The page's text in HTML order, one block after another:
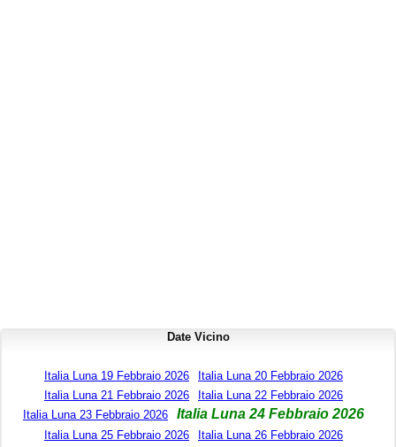
Date Vicino
Italia Luna 19 Febbraio 2026
Italia Luna 20 Febbraio 2026
Italia Luna 21 Febbraio 2026
Italia Luna 22 Febbraio 2026
Italia Luna 23 Febbraio 2026
Italia Luna 24 Febbraio 2026
Italia Luna 25 Febbraio 2026
Italia Luna 26 Febbraio 2026